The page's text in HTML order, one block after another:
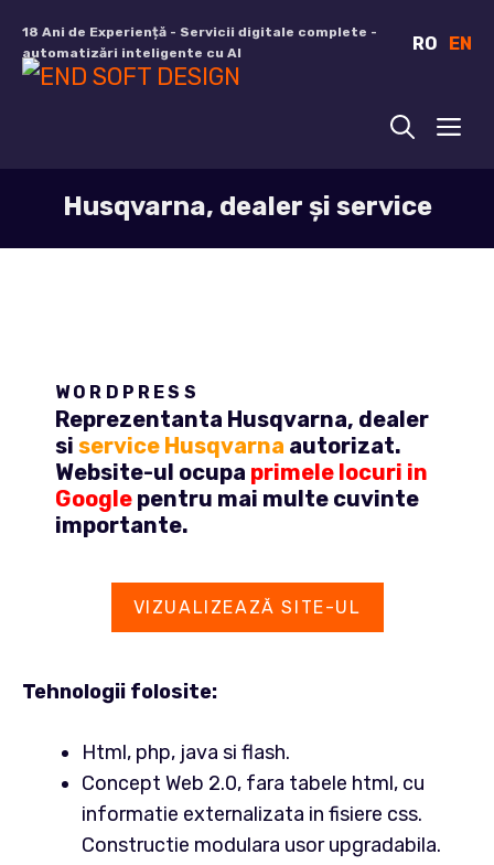
conținut
18 Ani de Experiență - Servicii digitale complete -
automatizări inteligente cu AI
RO EN
Husqvarna, dealer și service
WORDPRESS
Reprezentanta Husqvarna, dealer
si service Husqvarna autorizat.
Website-ul ocupa primele locuri in
Google pentru mai multe cuvinte
importante.
VIZUALIZEAZĂ SITE-UL
Tehnologii folosite:
Html, php, java si flash.
Concept Web 2.0, fara tabele html, cu
informatie externalizata in fisiere css.
Constructie modulara usor upgradabila.